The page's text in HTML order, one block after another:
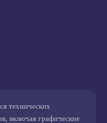
технических
включая графические